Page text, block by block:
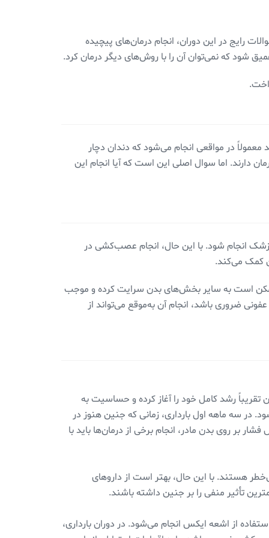
رایج در این دوران، انجام درمان‌های پیچیده
که نمی‌توان آن را با روش‌های دیگر درمان کرد.
در مواقعی انجام می‌شود که دندان دچار
دارند. اما سوال اصلی این است که آیا انجام این
انجام شود. با این حال، انجام عصب‌کشی در
کمک می‌کند.
ممکن است به سایر بخش‌های بدن سرایت کرده و موجب
ضروری باشد، انجام آن به‌موقع می‌تواند از
سه ماهه دوم بارداری (ماه‌های ۴ تا ۶) است. در این زمان، جنین تقریباً رشد کامل خود را آغاز کرده و حساسیت به
سه ماهه اول بارداری، زمانی که جنین هنوز در
بر روی بدن مادر، انجام برخی از درمان‌ها باید با
هستند. با این حال، بهتر است از داروهای
تأثیر منفی را بر جنین داشته باشند.
از اشعه ایکس انجام می‌شود. در دوران بارداری،